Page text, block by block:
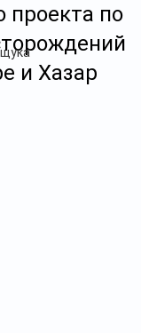
проекта по
и Хазар